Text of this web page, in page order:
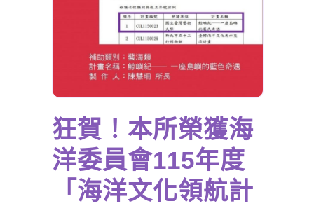
狂賀！本所榮獲海
洋委員會115年度
「海洋文化領航計